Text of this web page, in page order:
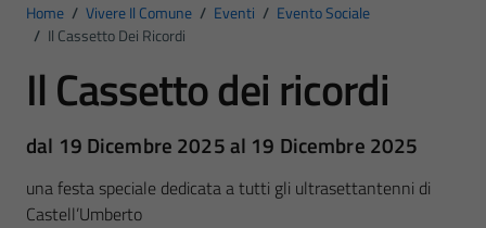
Home / Vivere Il Comune / Eventi / Evento Sociale
/ Il Cassetto Dei Ricordi
Il Cassetto dei ricordi
dal 19 Dicembre 2025 al 19 Dicembre 2025
una festa speciale dedicata a tutti gli ultrasettantenni di
Castell’Umberto